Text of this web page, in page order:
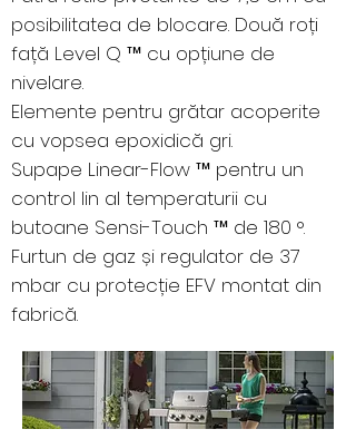
posibilitatea de blocare. Două roți
față Level Q ™ cu opțiune de
nivelare.
Elemente pentru grătar acoperite
cu vopsea epoxidică gri.
Supape Linear-Flow ™ pentru un
control lin al temperaturii cu
butoane Sensi-Touch ™ de 180 °.
Furtun de gaz și regulator de 37
mbar cu protecție EFV montat din
fabrică.